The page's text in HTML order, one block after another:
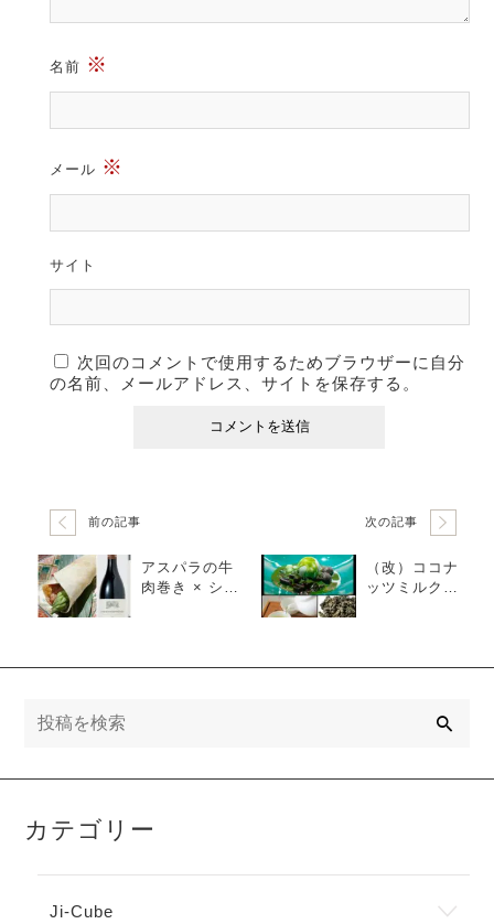
名前 ※
メール ※
サイト
次回のコメントで使用するためブラウザーに自分
の名前、メールアドレス、サイトを保存する。
前の記事
アスパラの牛
肉巻き × シノ
ロー（ガメイ
次の記事
（改）ココナ
ッツミルクの
カテゴリー
Ji-Cube